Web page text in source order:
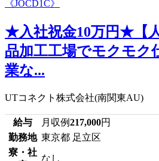
★入社祝金10万円★【
品加工工場でモクモク
業な...
UTコネクト株式会社(南関東AU)
給与 月収例217,000円
勤務地 東京都 足立区
寮・社
なし